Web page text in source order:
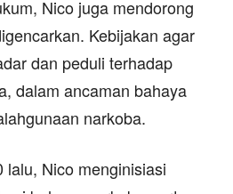
Nico juga mendorong
Kebijakan agar
dan peduli terhadap
dalam ancaman bahaya
narkoba.
lalu, Nico menginisiasi